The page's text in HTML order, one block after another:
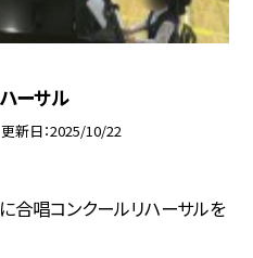
ーサル
更新日 2025/10/22
に合唱コンクールリハーサルを